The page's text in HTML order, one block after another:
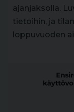
ajanjaksolla.
tietoihin, ja
loppuvuoden